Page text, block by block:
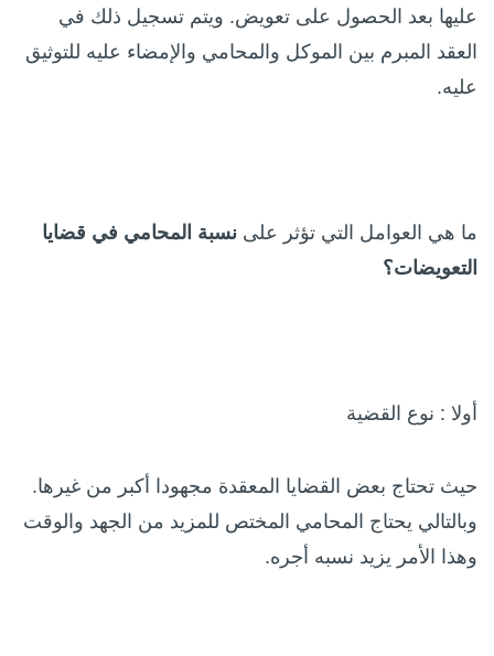
عليها بعد الحصول على تعويض. ويتم تسجيل ذلك في
العقد المبرم بين الموكل والمحامي والإمضاء عليه للتوثيق
عليه.
ما هي العوامل التي تؤثر على نسبة المحامي في قضايا
التعويضات؟
أولا : نوع القضية
حيث تحتاج بعض القضايا المعقدة مجهودا أكبر من غيرها.
وبالتالي يحتاج المحامي المختص للمزيد من الجهد والوقت
وهذا الأمر يزيد نسبه أجره.